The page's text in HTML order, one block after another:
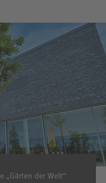
„Gärten der Welt“